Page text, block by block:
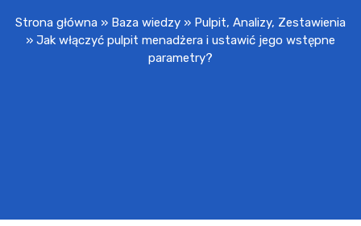
Strona główna » Baza wiedzy » Pulpit, Analizy, Zestawienia
» Jak włączyć pulpit menadżera i ustawić jego wstępne
parametry?